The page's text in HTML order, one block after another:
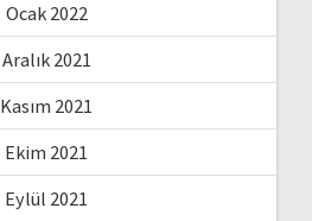
Ocak 2022
Aralık 2021
Kasım 2021
Ekim 2021
Eylül 2021